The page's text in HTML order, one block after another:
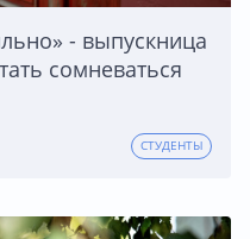
- выпускница
сомневаться
СТУДЕНТЫ